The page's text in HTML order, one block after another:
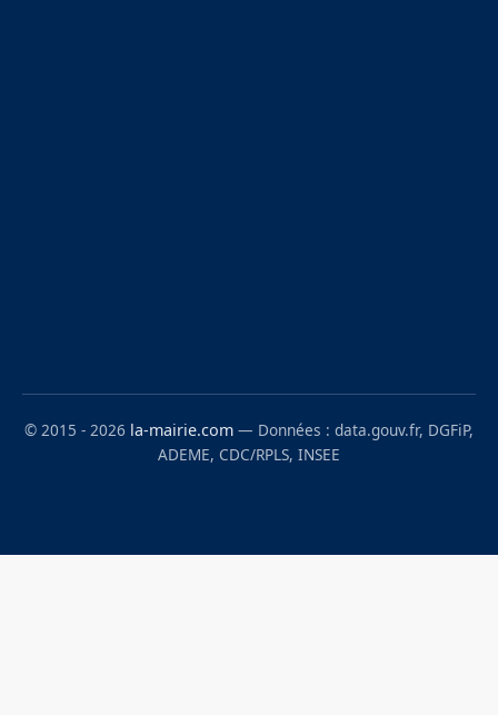
© 2015 - 2026 la-mairie.com — Données : data.gouv.fr, DGFiP,
ADEME, CDC/RPLS, INSEE